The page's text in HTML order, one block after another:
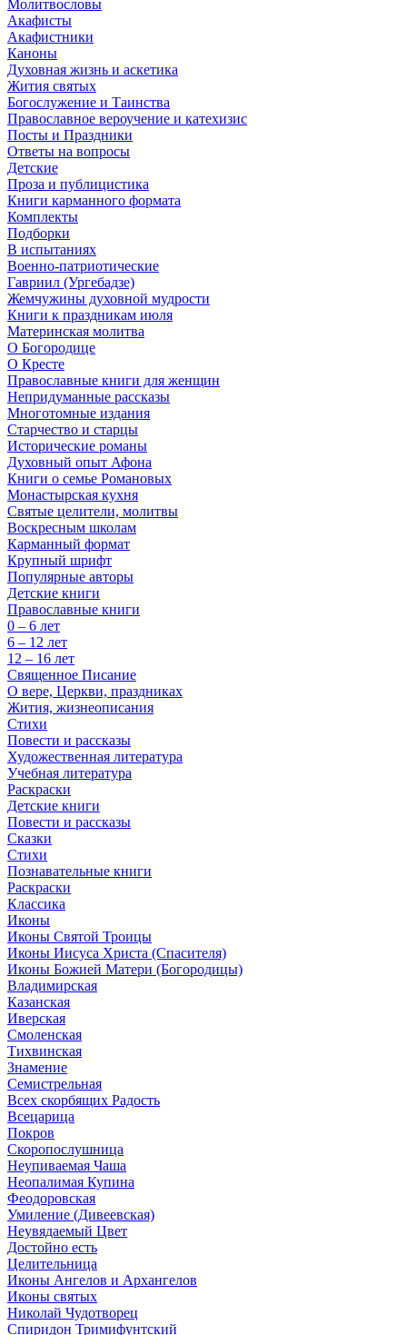
Молитвословы
Акафисты
Акафистники
Каноны
Духовная жизнь и аскетика
Жития святых
Богослужение и Таинства
Православное вероучение и катехизис
Посты и Праздники
Ответы на вопросы
Детские
Проза и публицистика
Книги карманного формата
Комплекты
Подборки
В испытаниях
Военно-патриотические
Гавриил (Ургебадзе)
Жемчужины духовной мудрости
Книги к праздникам июля
Материнская молитва
О Богородице
О Кресте
Православные книги для женщин
Непридуманные рассказы
Многотомные издания
Старчество и старцы
Исторические романы
Духовный опыт Афона
Книги о семье Романовых
Монастырская кухня
Святые целители, молитвы
Воскресным школам
Карманный формат
Крупный шрифт
Популярные авторы
Детские книги
Православные книги
0 – 6 лет
6 – 12 лет
12 – 16 лет
Священное Писание
О вере, Церкви, праздниках
Жития, жизнеописания
Стихи
Повести и рассказы
Художественная литература
Учебная литература
Раскраски
Детские книги
Повести и рассказы
Сказки
Стихи
Познавательные книги
Раскраски
Классика
Иконы
Иконы Святой Троицы
Иконы Иисуса Христа (Спасителя)
Иконы Божией Матери (Богородицы)
Владимирская
Казанская
Иверская
Смоленская
Тихвинская
Знамение
Семистрельная
Всех скорбящих Радость
Всецарица
Покров
Скоропослушница
Неупиваемая Чаша
Неопалимая Купина
Феодоровская
Умиление (Дивеевская)
Неувядаемый Цвет
Достойно есть
Целительница
Иконы Ангелов и Архангелов
Иконы святых
Николай Чудотворец
Спиридон Тримифунтский